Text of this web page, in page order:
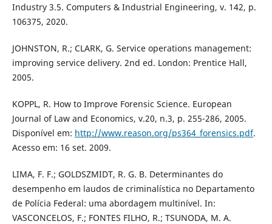
Industry 3.5. Computers & Industrial Engineering, v. 142, p.
106375, 2020.
JOHNSTON, R.; CLARK, G. Service operations management:
improving service delivery. 2nd ed. London: Prentice Hall,
2005.
KOPPL, R. How to Improve Forensic Science. European
Journal of Law and Economics, v.20, n.3, p. 255-286, 2005.
Disponível em: http://www.reason.org/ps364_forensics.pdf.
Acesso em: 16 set. 2009.
LIMA, F. F.; GOLDSZMIDT, R. G. B. Determinantes do
desempenho em laudos de criminalística no Departamento
de Polícia Federal: uma abordagem multinível. In:
VASCONCELOS, F.; FONTES FILHO, R.; TSUNODA, M. A.